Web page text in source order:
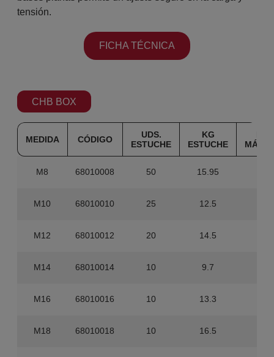
tensión.
FICHA TÉCNICA
CHB BOX
MEDIDA CÓDIGO
UDS.
ESTUCHE
KG
ESTUCHE
M8 68010008 50 15.95
M10 68010010 25 12.5
M12 68010012 20 14.5
M14 68010014 10 9.7
M16 68010016 10 13.3
M18 68010018 10 16.5